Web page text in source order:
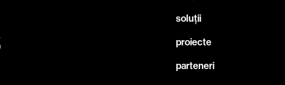
soluții
proiecte
parteneri